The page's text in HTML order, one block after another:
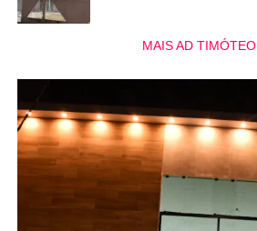
MAIS AD TIMÓTEO